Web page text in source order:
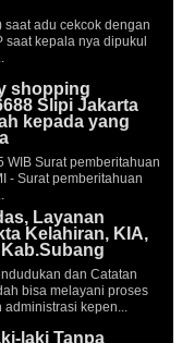
saat adu cekcok dengan
saat kepala nya dipukul
shopping
Slipi Jakarta
kepada yang
WIB Surat pemberitahuan
- Surat pemberitahuan
Layanan
Kelahiran, KIA,
dan Catatan
bisa melayani proses
kepen...
laki Tanpa